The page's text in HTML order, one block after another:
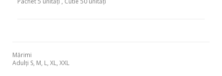
Mărimi
Adulți S, M, L, XL, XXL